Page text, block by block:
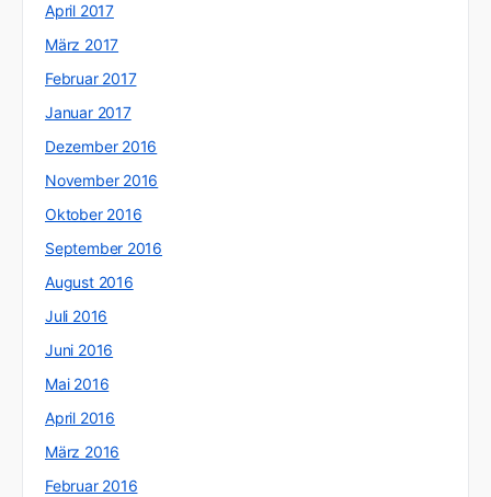
April 2017
März 2017
Februar 2017
Januar 2017
Dezember 2016
November 2016
Oktober 2016
September 2016
August 2016
Juli 2016
Juni 2016
Mai 2016
April 2016
März 2016
Februar 2016